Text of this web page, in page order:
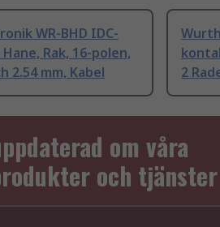
WR-BHD IDC-
Rak, 16-polen,
2.54 mm, Kabel
2
om våra
och tjänster